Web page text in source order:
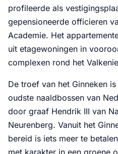
profileerde als
gepensioneerde officieren
Academie. Het
uit etagewoningen in
complexen rond het
De troef van het Ginneken
oudste naaldbossen van
door graaf Hendrik III van
Neurenberg. Vanuit het
bereid is iets meer te
met karakter in een groene